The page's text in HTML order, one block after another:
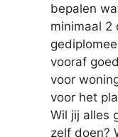
bepalen
minimaal 2
vooraf
voor
voor het
Wil jij alles
zelf doen?